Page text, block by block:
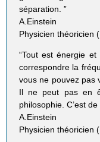
séparation. ”
A.Einstein
Physicien théoricien
“Tout est énergie
correspondre la
vous ne pouvez pas
Il ne peut pas en
philosophie. C’est
A.Einstein
Physicien théoricien